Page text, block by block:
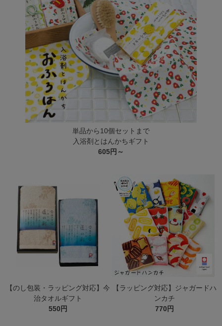
単品から10個セットまで
入浴剤とはんかちギフト
605円～
【のし包装・ラッピング対応】今
治タオルギフト
550円
【ラッピング対応】ジャガードハ
ンカチ
770円